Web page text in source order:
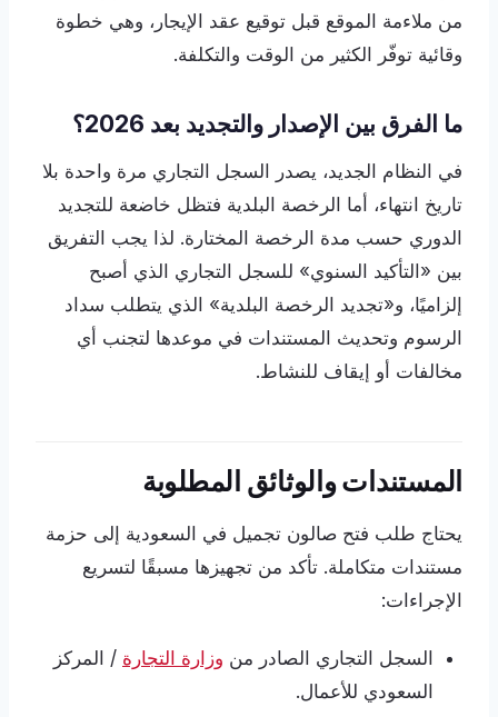
من ملاءمة الموقع قبل توقيع عقد الإيجار، وهي خطوة
وقائية توفّر الكثير من الوقت والتكلفة.
ما الفرق بين الإصدار والتجديد بعد 2026؟
في النظام الجديد، يصدر السجل التجاري مرة واحدة بلا
تاريخ انتهاء، أما الرخصة البلدية فتظل خاضعة للتجديد
الدوري حسب مدة الرخصة المختارة. لذا يجب التفريق
بين «التأكيد السنوي» للسجل التجاري الذي أصبح
إلزاميًا، و«تجديد الرخصة البلدية» الذي يتطلب سداد
الرسوم وتحديث المستندات في موعدها لتجنب أي
مخالفات أو إيقاف للنشاط.
المستندات والوثائق المطلوبة
يحتاج طلب فتح صالون تجميل في السعودية إلى حزمة
مستندات متكاملة. تأكد من تجهيزها مسبقًا لتسريع
الإجراءات:
السجل التجاري الصادر من وزارة التجارة / المركز
السعودي للأعمال.